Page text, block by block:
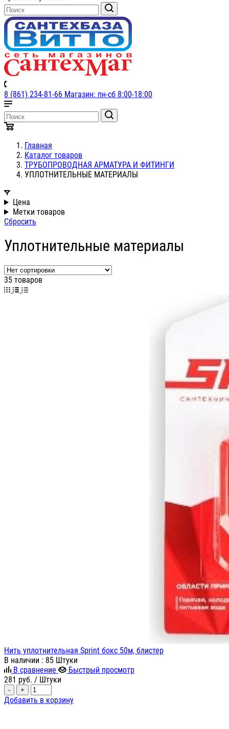
8 (861) 234-81-66 Магазин: пн-сб 8:00-18:00
Главная
Каталог товаров
ТРУБОПРОВОДНАЯ АРМАТУРА И ФИТИНГИ
УПЛОТНИТЕЛЬНЫЕ МАТЕРИАЛЫ
Цена
Метки товаров
Сбросить
Уплотнительные материалы
35 товаров
Нить уплотнительная Sprint бокс 50м, блистер
В наличии : 85 Штуки
В сравнение
Быстрый просмотр
281 руб. / Штуки
- +
Добавить в корзину